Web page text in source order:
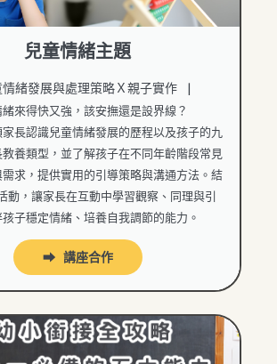
兒童情緒主題
緒發展與處理策略Ｘ親子實作 |
來得快又強，該安撫還是設界線？
長認識兒童情緒發展的歷程以及孩子的九
養類型，並了解孩子在不同年齡階段常見
求，提供實用的引導策略與溝通方法。結
動，讓家長在互動中學習觀察、同理與引
子穩定情緒、培養自我調節的能力。
⮕ 講座合作